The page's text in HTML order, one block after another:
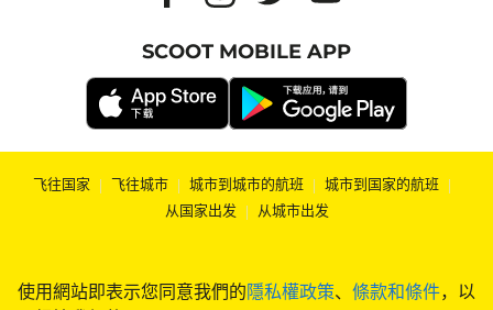
使用網站即表示您同意我們的隱私權政策、 條款和條件，以
SCOOT MOBILE APP
飞往国家 | 飞往城市 | 城市到城市的航班 | 城市到国家的航班 |
从国家出发 | 从城市出发